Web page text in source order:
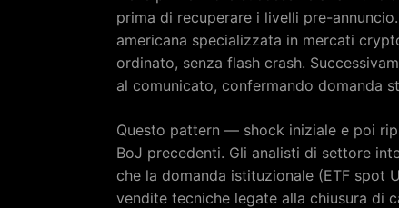
prima di recuperare i livelli pre-
americana specializzata in mercati
ordinato, senza flash crash.
al comunicato, confermando domanda
Questo pattern — shock iniziale e poi
BoJ precedenti. Gli analisti di settore
che la domanda istituzionale (ETF spot
vendite tecniche legate alla chiusura di